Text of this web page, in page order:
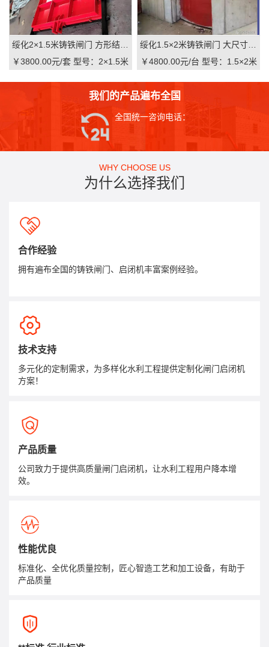
￥3800.00元/套 型号：2×1.5米
￥4800.00元/台 型号：1.5×2米
我们的产品遍布全国
全国统一咨询电话：
WHY CHOOSE US
为什么选择我们
合作经验
拥有遍布全国的铸铁闸门、启闭机丰富案例经验。
技术支持
多元化的定制需求，为多样化水利工程提供定制化闸门启闭机
方案！
产品质量
公司致力于提供高质量闸门启闭机，让水利工程用户降本增
效。
性能优良
标准化、全优化质量控制，匠心智造工艺和加工设备，有助于
产品质量